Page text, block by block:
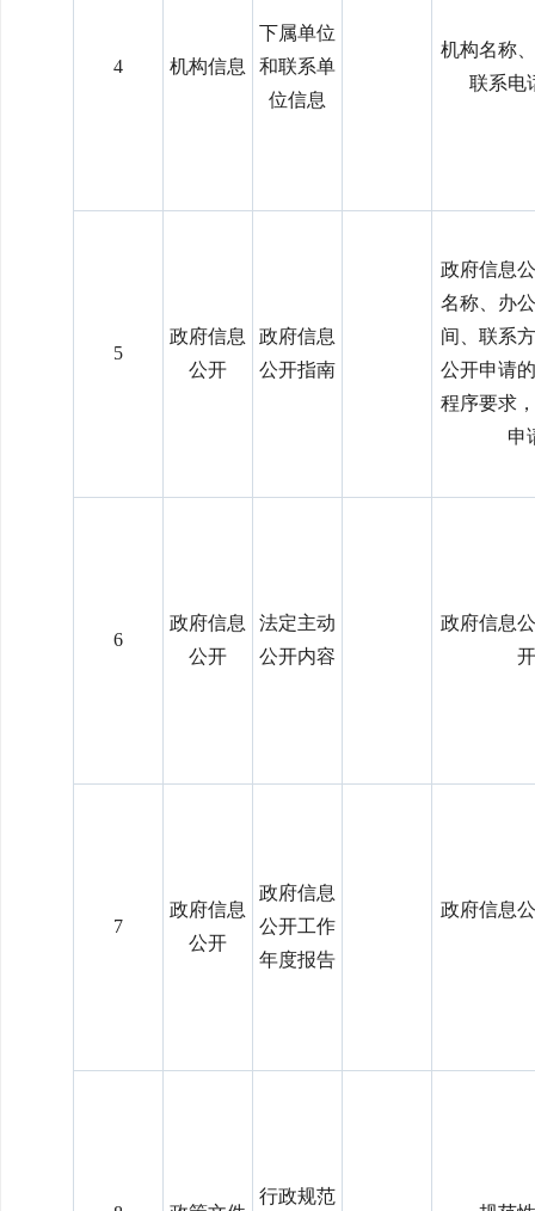
4 机构信息
下属单位
和联系单
位信息
机构名称
联系电
5
政府信息
公开
政府信息
公开指南
政府信息
名称、办
间、联系
公开申请
程序要求
申
6
政府信息
公开
法定主动
公开内容
政府信息
7
政府信息
公开
政府信息
公开工作
年度报告
政府信息
行政规范